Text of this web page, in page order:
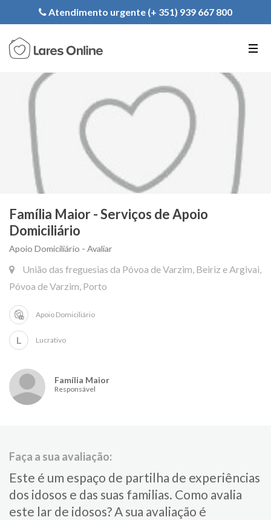
Registe a sua Instituição
Atendimento urgente (+ 351) 939 667 800
Família Maior - Serviços de Apoio
Domiciliário
Apoio Domiciliário - Avaliar
União das freguesias da Póvoa de Varzim, Beiriz e Argivai,
Póvoa de Varzim, Porto
Apoio Domiciliário
L Lucrativo
Família Maior
Responsável
Faça a sua avaliação:
Este é um espaço de partilha de experiências
dos idosos e das suas familias.​ Como avalia
este lar de idosos?​ ​A sua avaliação é